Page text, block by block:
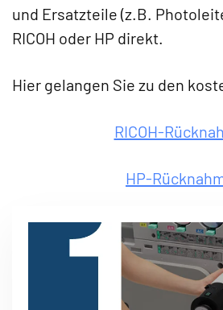
und Ersatzteile (z.B.
RICOH oder HP direkt.
Hier gelangen Sie zu den
RICOH-
HP-